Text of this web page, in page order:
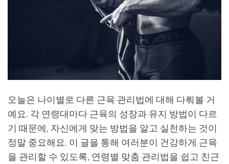
오늘은 나이별로 다른 근육 관리법에 대해 다뤄볼 거
예요. 각 연령대마다 근육의 성장과 유지 방법이 다르
기 때문에, 자신에게 맞는 방법을 알고 실천하는 것이
정말 중요해요. 이 글을 통해 여러분이 건강하게 근육
을 관리할 수 있도록, 연령별 맞춤 관리법을 쉽고 친근